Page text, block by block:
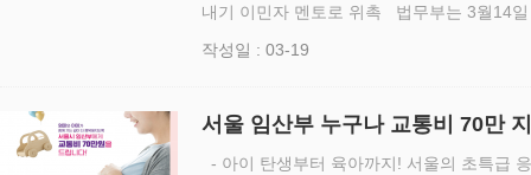
내기 이민자 멘토로 위촉 법무부는 3월14
사회통…
작성일 : 03-19
서울 임산부 누구나 교통비 70만
- 아이 탄생부터 육아까지! 서울의 초특급